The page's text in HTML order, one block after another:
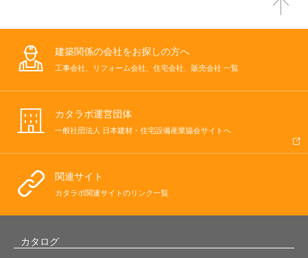
建築関係の会社をお探しの方へ
工事会社、リフォーム会社、住宅会社、販売会社 一覧
カタラボ運営団体
一般社団法人 日本建材・住宅設備産業協会サイトへ
関連サイト
カタラボ関連サイトのリンク一覧
カタログ